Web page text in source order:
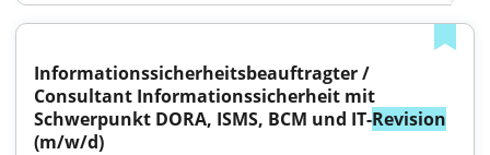
Informationssicherheitsbeauftragter /
Consultant Informationssicherheit mit
Schwerpunkt DORA, ISMS, BCM und IT-Revision
(m/w/d)